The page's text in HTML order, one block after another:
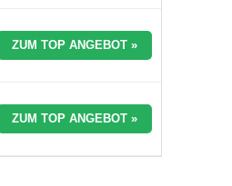
ZUM TOP ANGEBOT »
ZUM TOP ANGEBOT »